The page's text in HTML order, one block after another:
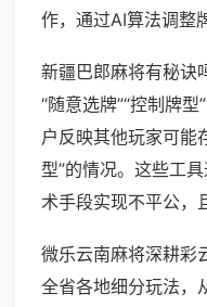
作，通过AI算法调整
新疆巴郎麻将有秘诀
“随意选牌”“控制牌
户反映其他玩家可能
型”的情况。这些工
术手段实现不平公，
微乐云南麻将深耕彩
全省各地细分玩法，